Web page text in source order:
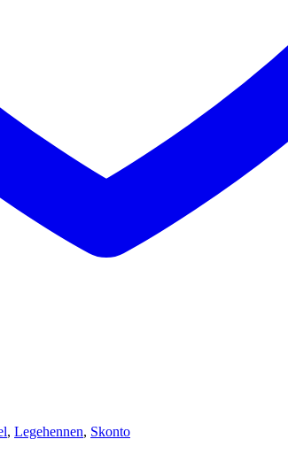
, Legehennen, Skonto